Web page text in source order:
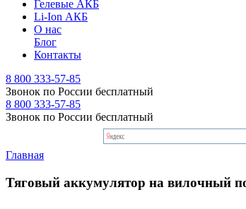
Гелевые АКБ
Li-Ion АКБ
О нас
Блог
Контакты
8 800 333-57-85
Звонок по России бесплатный
8 800 333-57-85
Звонок по России бесплатный
Главная
Тяговый аккумулятор на вилочный